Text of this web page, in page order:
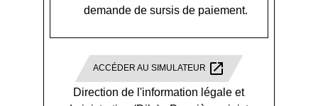
demande de sursis de paiement.
ACCÉDER AU SIMULATEUR open_in_new
Direction de l'information légale et